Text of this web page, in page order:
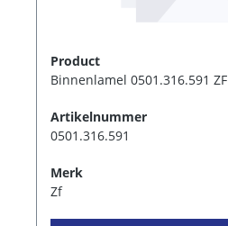
Product
Binnenlamel 0501.316.591 ZF
Artikelnummer
0501.316.591
Merk
Zf